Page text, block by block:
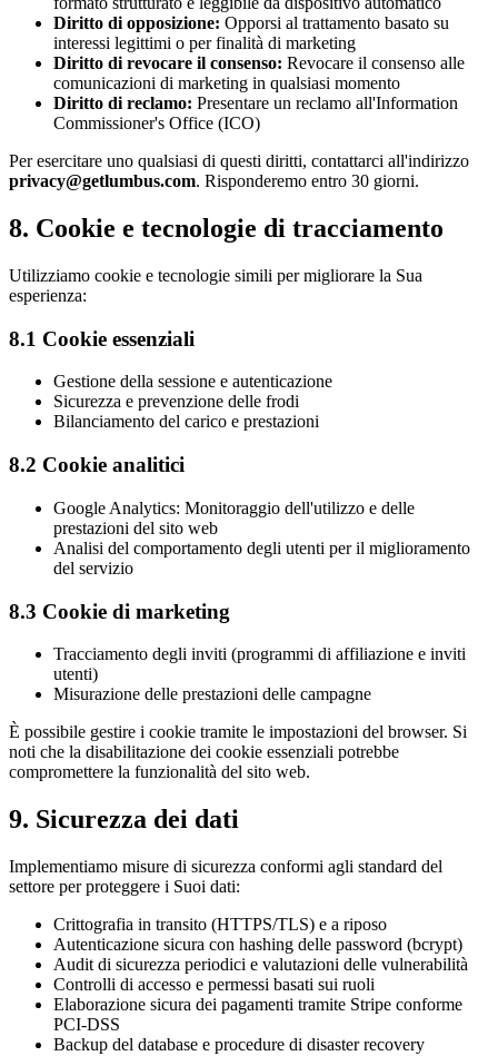
Diritto di opposizione: Opporsi al trattamento basato su
interessi legittimi o per finalità di marketing
Diritto di revocare il consenso: Revocare il consenso alle
comunicazioni di marketing in qualsiasi momento
Diritto di reclamo: Presentare un reclamo all'Information
Commissioner's Office (ICO)
Per esercitare uno qualsiasi di questi diritti, contattarci all'indirizzo
privacy@getlumbus.com. Risponderemo entro 30 giorni.
8. Cookie e tecnologie di tracciamento
Utilizziamo cookie e tecnologie simili per migliorare la Sua
esperienza:
8.1 Cookie essenziali
Gestione della sessione e autenticazione
Sicurezza e prevenzione delle frodi
Bilanciamento del carico e prestazioni
8.2 Cookie analitici
Google Analytics: Monitoraggio dell'utilizzo e delle
prestazioni del sito web
Analisi del comportamento degli utenti per il miglioramento
del servizio
8.3 Cookie di marketing
Tracciamento degli inviti (programmi di affiliazione e inviti
utenti)
Misurazione delle prestazioni delle campagne
È possibile gestire i cookie tramite le impostazioni del browser. Si
noti che la disabilitazione dei cookie essenziali potrebbe
compromettere la funzionalità del sito web.
9. Sicurezza dei dati
Implementiamo misure di sicurezza conformi agli standard del
settore per proteggere i Suoi dati:
Crittografia in transito (HTTPS/TLS) e a riposo
Autenticazione sicura con hashing delle password (bcrypt)
Audit di sicurezza periodici e valutazioni delle vulnerabilità
Controlli di accesso e permessi basati sui ruoli
Elaborazione sicura dei pagamenti tramite Stripe conforme
PCI-DSS
Backup del database e procedure di disaster recovery